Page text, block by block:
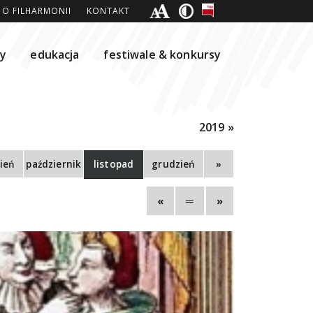
O FILHARMONII KONTAKT
edukacja festiwale & konkursy
2019 »
październik listopad grudzień »
»
═
«